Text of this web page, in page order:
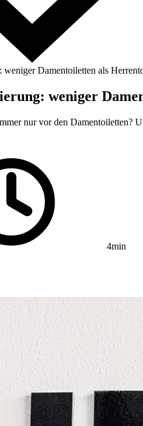
Damentoiletten als
weniger
nur vor den Damentoiletten?
4min